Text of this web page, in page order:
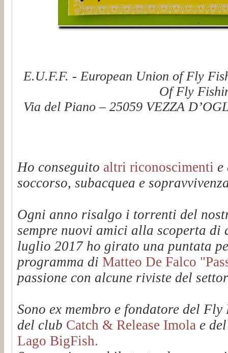
E.U.F.F. - European Union of Fly
Of Fly
Via del Piano – 25059 VEZZA
Ho conseguito altri riconoscimenti e
soccorso, subacquea e
Ogni anno risalgo i torrenti del
sempre nuovi amici alla scoperta di
luglio 2017 ho girato una puntata
programma di Matteo De Falco
passione con alcune riviste del
Sono ex membro e fondatore del
del club Catch & Release Imola e
Lago BigFish.